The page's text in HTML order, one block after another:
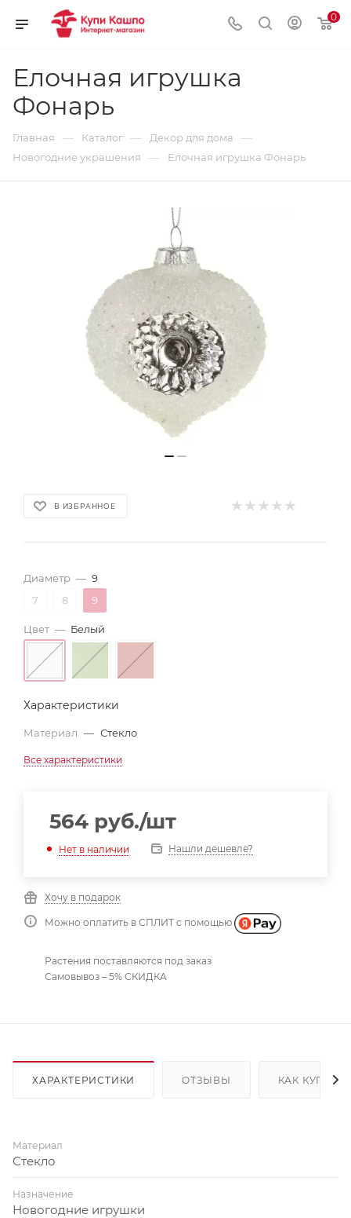
0
Елочная игрушка
Фонарь
Главная — Каталог — Декор для дома —
Новогодние украшения — Елочная игрушка Фонарь
В ИЗБРАННОЕ
Диаметр — 9
7
8 9
Цвет — Белый
Характеристики
Материал — Стекло
Все характеристики
564 руб./шт
Нет в наличии Нашли дешевле?
Хочу в подарок
Можно оплатить в СПЛИТ с помощью
Растения поставляются под заказ
Самовывоз – 5% СКИДКА
ХАРАКТЕРИСТИКИ ОТЗЫВЫ КАК КУПИТЬ
Материал
Стекло
Назначение
Новогодние игрушки